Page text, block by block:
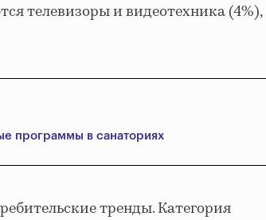
телевизоры и видеотехника (4%),
программы в санаториях
тренды. Категория